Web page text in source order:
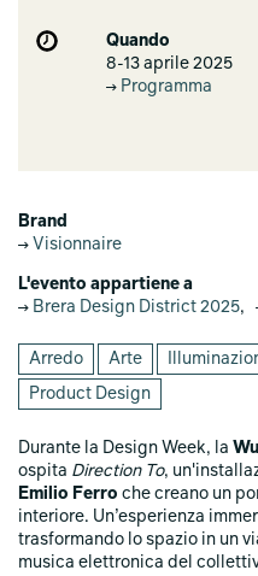
Quando
8-13 aprile 2025
Programma
Brand
Visionnaire
L'evento appartiene a
Brera Design District 2025,
Arredo Arte
Product Design
Durante la Design Week, la
ospita Direction To,
Emilio Ferro che creano un
interiore. Un’esperienza
trasformando lo spazio in un
musica elettronica del